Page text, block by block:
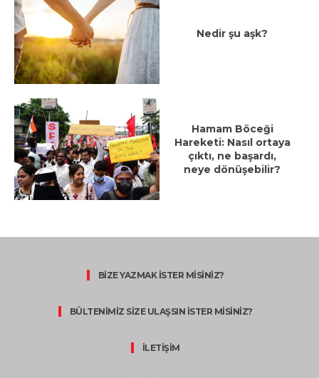
Nedir şu aşk?
Hamam Böceği
Hareketi: Nasıl ortaya
çıktı, ne başardı,
neye dönüşebilir?
BİZE YAZMAK İSTER MİSİNİZ?
BÜLTENİMİZ SİZE ULAŞSIN İSTER MİSİNİZ?
İLETİŞİM